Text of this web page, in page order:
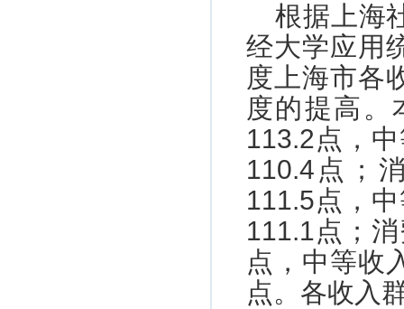
根据上海
经大学应用
度上海市各
度的提高。
113.2点，
110.4点；
111.5点，
111.1点；
点，中等收
点。各收入